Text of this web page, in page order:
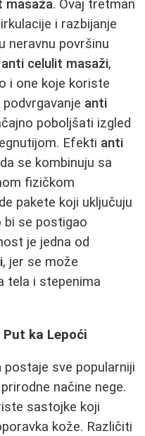
masaža. Ovaj tretman
i razbijanje
neravnu površinu
anti celulit masaži,
i one koje koriste
anti
poboljšati izgled
Efekti anti
se kombinuju sa
fizičkom
pakete koji uključuju
bi se postigao
je jedna od
, jer se može
tela i stepenima
ka Lepoći
postaje sve popularniji
načine nege.
sastojke koji
kože. Različiti